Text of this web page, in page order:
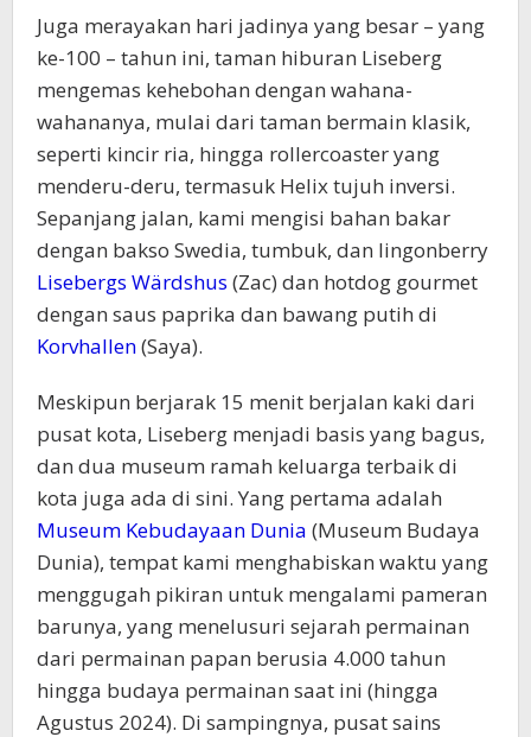
Juga merayakan hari jadinya yang besar – yang
ke-100 – tahun ini, taman hiburan Liseberg
mengemas kehebohan dengan wahana-
wahananya, mulai dari taman bermain klasik,
seperti kincir ria, hingga rollercoaster yang
menderu-deru, termasuk Helix tujuh inversi.
Sepanjang jalan, kami mengisi bahan bakar
dengan bakso Swedia, tumbuk, dan lingonberry
Lisebergs Wärdshus (Zac) dan hotdog gourmet
dengan saus paprika dan bawang putih di
Korvhallen(Saya).
Meskipun berjarak 15 menit berjalan kaki dari
pusat kota, Liseberg menjadi basis yang bagus,
dan dua museum ramah keluarga terbaik di
kota juga ada di sini. Yang pertama adalah
Museum Kebudayaan Dunia (Museum Budaya
Dunia), tempat kami menghabiskan waktu yang
menggugah pikiran untuk mengalami pameran
barunya, yang menelusuri sejarah permainan
dari permainan papan berusia 4.000 tahun
hingga budaya permainan saat ini (hingga
Agustus 2024). Di sampingnya, pusat sains